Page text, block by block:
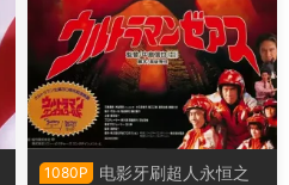
1080P
电影牙刷超人永恒之